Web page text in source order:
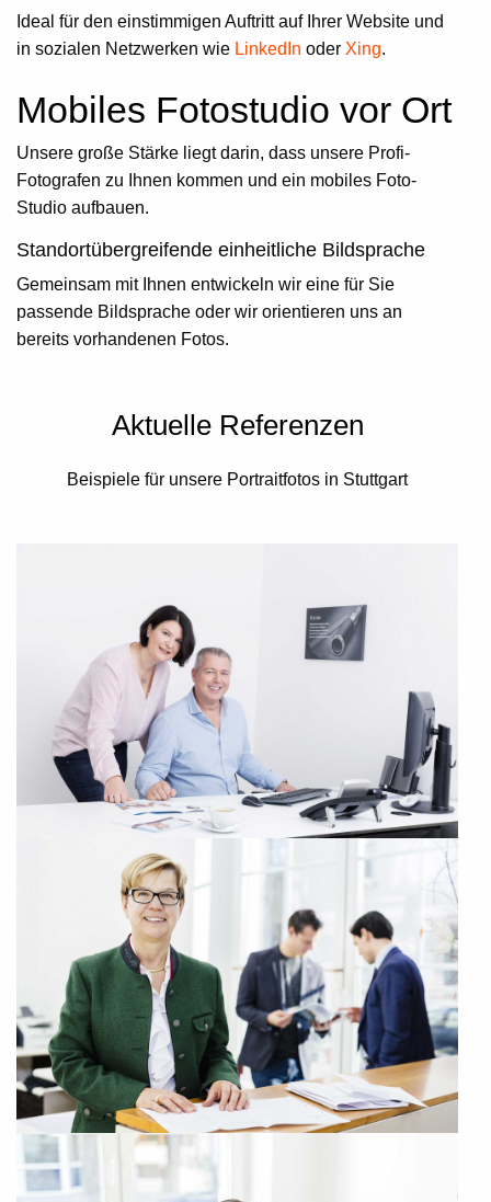
Ideal für den einstimmigen Auftritt auf Ihrer Website und
in sozialen Netzwerken wie LinkedIn oder Xing.
Mobiles Fotostudio vor Ort
Unsere große Stärke liegt darin, dass unsere Profi-
Fotografen zu Ihnen kommen und ein mobiles Foto-
Studio aufbauen.
Standortübergreifende einheitliche Bildsprache
Gemeinsam mit Ihnen entwickeln wir eine für Sie
passende Bildsprache oder wir orientieren uns an
bereits vorhandenen Fotos.
Aktuelle Referenzen
Beispiele für unsere Portraitfotos in Stuttgart